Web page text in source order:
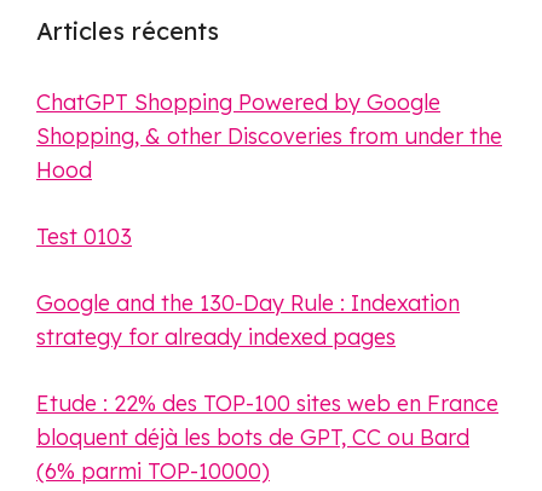
Articles récents
ChatGPT Shopping Powered by Google
Shopping, & other Discoveries from under the
Hood
Test 0103
Google and the 130-Day Rule : Indexation
strategy for already indexed pages
Etude : 22% des TOP-100 sites web en France
bloquent déjà les bots de GPT, CC ou Bard
(6% parmi TOP-10000)